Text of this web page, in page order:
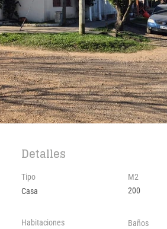
Detalles
Tipo
Casa
Habitaciones
M2
200
Baños